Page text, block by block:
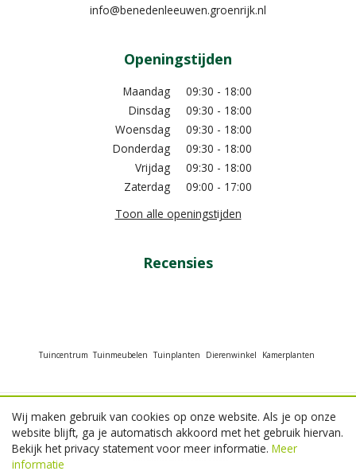
info@benedenleeuwen.groenrijk.nl
Openingstijden
Maandag
09:30 - 18:00
Dinsdag
09:30 - 18:00
Woensdag
09:30 - 18:00
Donderdag
09:30 - 18:00
Vrijdag
09:30 - 18:00
Zaterdag
09:00 - 17:00
Toon alle openingstijden
Recensies
Tuincentrum Tuinmeubelen Tuinplanten Dierenwinkel Kamerplanten
© GroenRijk Beneden Leeuwen
Green Solutions
Wij maken gebruik van cookies op onze website. Als je op onze
website blijft, ga je automatisch akkoord met het gebruik hiervan.
Bekijk het privacy statement voor meer informatie. Meer
informatie